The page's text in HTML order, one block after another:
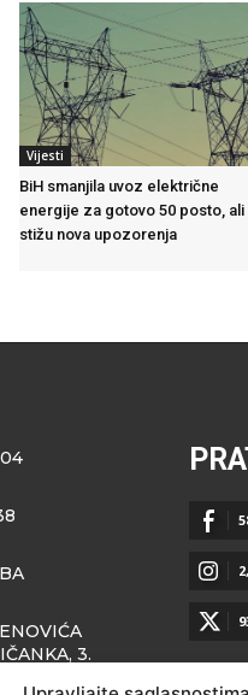
Vijesti
BiH smanjila uvoz električne
energije za gotovo 50 posto, ali
stižu nova upozorenja
3.